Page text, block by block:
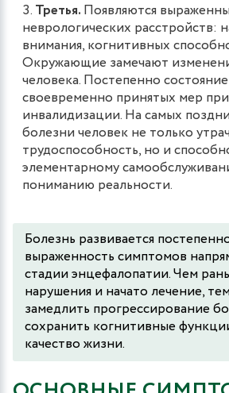
Третья. Появляются
неврологических расстройств:
внимания, когнитивных
Окружающие замечают
человека. Постепенно
своевременно принятых мер
инвалидизации. На самых
болезни человек не только
трудоспособность, но и
элементарному
пониманию реальности.
Болезнь развивается
выраженность симптомов
стадии энцефалопатии. Чем
нарушения и начато лечение,
замедлить прогрессирование
сохранить когнитивные
качество жизни.